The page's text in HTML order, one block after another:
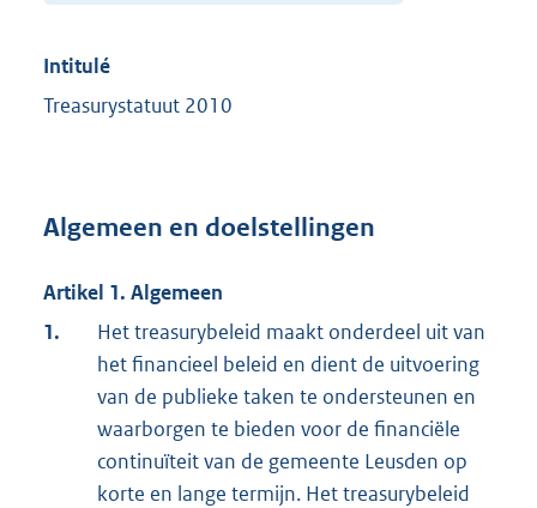
Intitulé
Treasurystatuut 2010
Algemeen en doelstellingen
Artikel 1. Algemeen
1.
Het treasurybeleid maakt onderdeel uit van
het financieel beleid en dient de uitvoering
van de publieke taken te ondersteunen en
waarborgen te bieden voor de financiële
continuïteit van de gemeente Leusden op
korte en lange termijn. Het treasurybeleid